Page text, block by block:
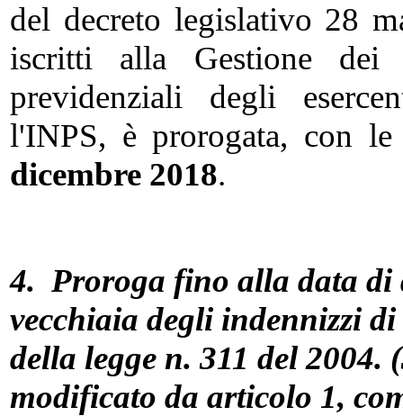
del decreto legislativo 28
iscritti alla Gestione dei
previdenziali degli
l'INPS, è prorogata, con
dicembre 2018.
4. Proroga fino alla data di
vecchiaia degli indennizzi
della legge n. 311 del 2004.
modificato da articolo 1,